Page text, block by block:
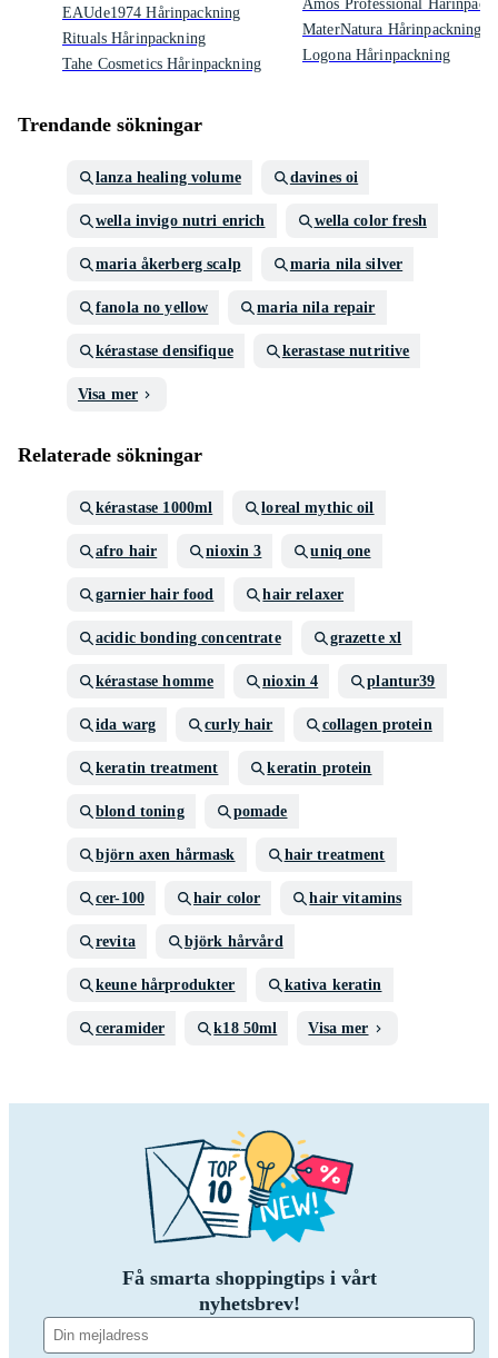
EAUde1974 Hårinpackning
Rituals Hårinpackning
Tahe Cosmetics Hårinpackning
Amos Professional
MaterNatura Hårinpackning
Logona Hårinpackning
Trendande sökningar
lanza healing volume davines oi
wella invigo nutri enrich wella color fresh
maria åkerberg scalp maria nila silver
fanola no yellow maria nila repair
kérastase densifique kerastase nutritive
Visa mer
Relaterade sökningar
kérastase 1000ml loreal mythic oil
afro hair nioxin 3 uniq one
garnier hair food hair relaxer
acidic bonding concentrate grazette xl
kérastase homme nioxin 4 plantur39
ida warg curly hair collagen protein
keratin treatment keratin protein
blond toning pomade
björn axen hårmask hair treatment
cer-100 hair color hair vitamins
revita björk hårvård
keune hårprodukter kativa keratin
ceramider k18 50ml Visa mer
Få smarta shoppingtips i vårt
nyhetsbrev!